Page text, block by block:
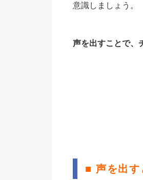
意識しましょう。
声を出すことで、
■ 声を出す